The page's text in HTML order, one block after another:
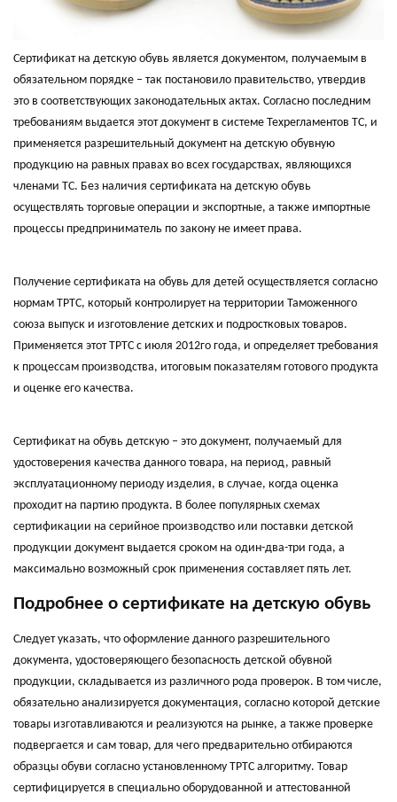
Сертификат на детскую обувь является документом, получаемым в
обязательном порядке – так постановило правительство, утвердив
это в соответствующих законодательных актах. Согласно последним
требованиям выдается этот документ в системе Техрегламентов ТС, и
применяется разрешительный документ на детскую обувную
продукцию на равных правах во всех государствах, являющихся
членами ТС. Без наличия сертификата на детскую обувь
осуществлять торговые операции и экспортные, а также импортные
процессы предприниматель по закону не имеет права.
Получение сертификата на обувь для детей осуществляется согласно
нормам ТРТС, который контролирует на территории Таможенного
союза выпуск и изготовление детских и подростковых товаров.
Применяется этот ТРТС с июля 2012го года, и определяет требования
к процессам производства, итоговым показателям готового продукта
и оценке его качества.
Сертификат на обувь детскую – это документ, получаемый для
удостоверения качества данного товара, на период, равный
эксплуатационному периоду изделия, в случае, когда оценка
проходит на партию продукта. В более популярных схемах
сертификации на серийное производство или поставки детской
продукции документ выдается сроком на один-два-три года, а
максимально возможный срок применения составляет пять лет.
Подробнее о сертификате на детскую обувь
Следует указать, что оформление данного разрешительного
документа, удостоверяющего безопасность детской обувной
продукции, складывается из различного рода проверок. В том числе,
обязательно анализируется документация, согласно которой детские
товары изготавливаются и реализуются на рынке, а также проверке
подвергается и сам товар, для чего предварительно отбираются
образцы обуви согласно установленному ТРТС алгоритму. Товар
сертифицируется в специально оборудованной и аттестованной